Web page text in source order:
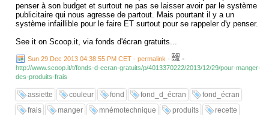
penser à son budget et surtout ne pas se laisser avoir par le système
publicitaire qui nous agresse de partout. Mais pourtant il y a un
système infaillible pour le faire ET surtout pour se rappeler d'y penser.
See it on Scoop.it, via fonds d'écran gratuits...
Sun 29 Dec 2013 04:38:55 PM CET - permalink - -
http://www.scoop.it/t/fonds-d-ecran-gratuits/p/4013370222/2013/12/29/pour-manger-
des-produits-frais
assiette couleur fond fond_d_écran
fond_écran
frais
manger mnémotechnique produits
recette